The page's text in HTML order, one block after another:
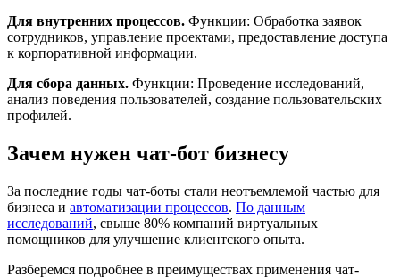
Для внутренних процессов. Функции: Обработка заявок
сотрудников, управление проектами, предоставление доступа
к корпоративной информации.
Для сбора данных. Функции: Проведение исследований,
анализ поведения пользователей, создание пользовательских
профилей.
Зачем нужен чат-бот бизнесу
За последние годы чат-боты стали неотъемлемой частью для
бизнеса и автоматизации процессов. По данным
исследований, свыше 80% компаний виртуальных
помощников для улучшение клиентского опыта.
Разберемся подробнее в преимуществах применения чат-